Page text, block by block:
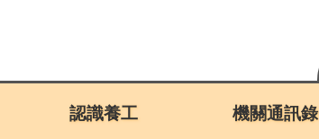
認識養工 機關通訊錄